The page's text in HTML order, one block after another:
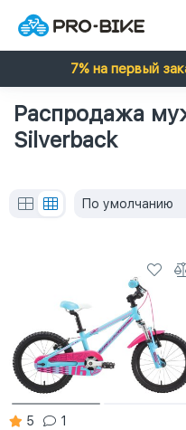
7% на первый
Распродажа
Silverback
По умолчанию
5 1